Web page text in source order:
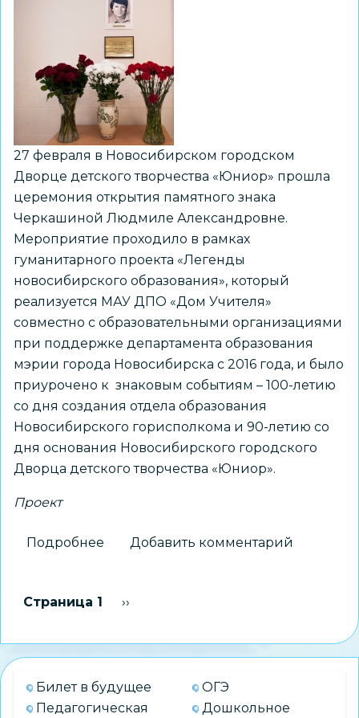
в
общеобразовательной
среде
МБОУ
СОШ
№
198
27 февраля в Новосибирском городском
Дворце детского творчества «Юниор» прошла
церемония открытия памятного знака
Черкашиной Людмиле Александровне.
Мероприятие проходило в рамках
гуманитарного проекта «Легенды
новосибирского образования», который
реализуется МАУ ДПО «Дом Учителя»
совместно с образовательными организациями
при поддержке департамента образования
мэрии города Новосибирска с 2016 года, и было
приурочено к знаковым событиям – 100-летию
со дня создания отдела образования
Новосибирского горисполкома и 90-летию со
дня основания Новосибирского городского
Дворца детского творчества «Юниор».
Проект
Подробнее
открыли
знак
педагогу
Людмиле
Добавить комментарий
Нумерация
Страница 1 Следующая страница
››
Билет в будущее
Педагогическая
ОГЭ
Дошкольное